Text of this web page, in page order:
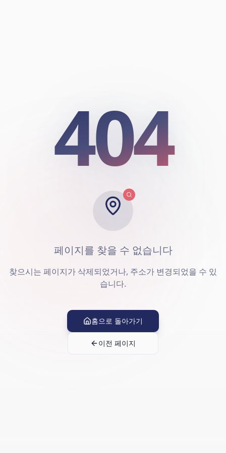
404
404
페이지를 찾을 수 없습니다
찾으시는 페이지가 삭제되었거나, 주소가 변경되었을 수 있
습니다.
홈으로 돌아가기
이전 페이지